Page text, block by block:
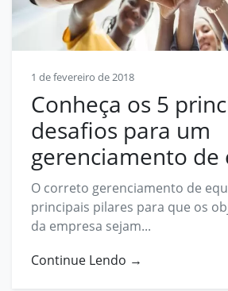
1 de fevereiro de 2018
Conheça os 5
desafios para um
gerenciamento de
O correto gerenciamento de
principais pilares para que os
da empresa sejam...
Continue Lendo →